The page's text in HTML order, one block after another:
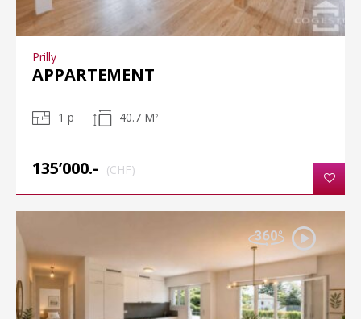
Prilly
APPARTEMENT
1 p 40.7 M 2
135’000.- (CHF)